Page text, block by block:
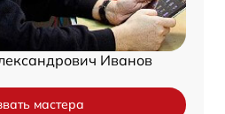
Иванов
мастера